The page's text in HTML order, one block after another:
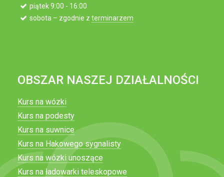
piątek 9:00 - 16:00
sobota – zgodnie z terminarzem
OBSZAR NASZEJ DZIAŁALNOŚCI
Kurs na wózki
Kurs na podesty
Kurs na suwnice
Kurs na Hakowego sygnalisty
Kurs na wózki unoszące
Kurs na ładowarki teleskopowe